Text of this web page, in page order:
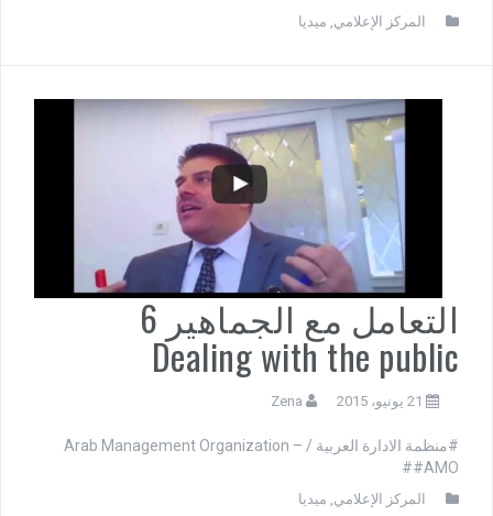
المركز الإعلامي , ميديا
التعامل مع الجماهير 6
Dealing with the public
21 يونيو، 2015 Zena
#منظمة الادارة العربية / Arab Management Organization –
#AMO#
المركز الإعلامي , ميديا